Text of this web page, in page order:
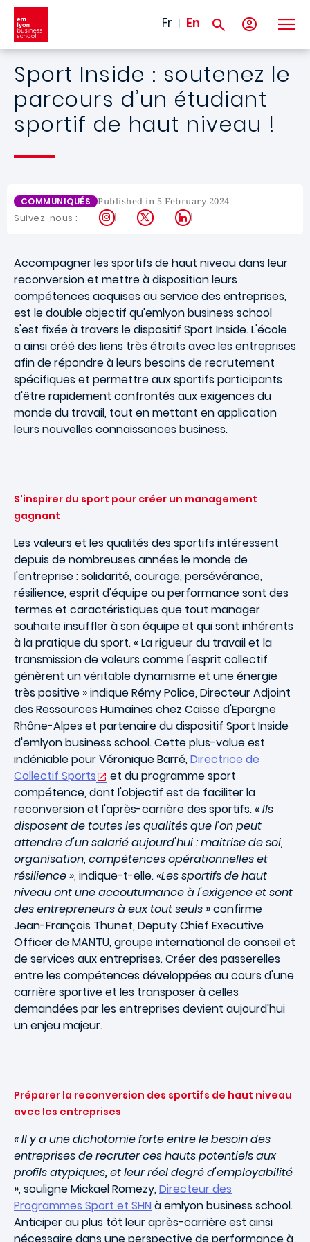
Skip to main content
Fr En
Sport Inside : soutenez le
parcours d’un étudiant
sportif de haut niveau !
COMMUNIQUÉS Published in 5 February 2024
Suivez-nous : Instagram
X LinkedIn
Accompagner les sportifs de haut niveau dans leur
reconversion et mettre à disposition leurs
compétences acquises au service des entreprises,
est le double objectif qu'emlyon business school
s'est fixée à travers le dispositif Sport Inside. L'école
a ainsi créé des liens très étroits avec les entreprises
afin de répondre à leurs besoins de recrutement
spécifiques et permettre aux sportifs participants
d'être rapidement confrontés aux exigences du
monde du travail, tout en mettant en application
leurs nouvelles connaissances business.
S'inspirer du sport pour créer un management
gagnant
Les valeurs et les qualités des sportifs intéressent
depuis de nombreuses années le monde de
l'entreprise : solidarité, courage, persévérance,
résilience, esprit d'équipe ou performance sont des
termes et caractéristiques que tout manager
souhaite insuffler à son équipe et qui sont inhérents
à la pratique du sport. « La rigueur du travail et la
transmission de valeurs comme l'esprit collectif
génèrent un véritable dynamisme et une énergie
très positive » indique Rémy Police, Directeur Adjoint
des Ressources Humaines chez Caisse d'Epargne
Rhône-Alpes et partenaire du dispositif Sport Inside
d'emlyon business school. Cette plus-value est
indéniable pour Véronique Barré,Directrice de
Collectif Sports
et du programme sport
compétence, dont l'objectif est de faciliter la
reconversion et l'après-carrière des sportifs.« Ils
disposent de toutes les qualités que l'on peut
attendre d'un salarié aujourd'hui : maitrise de soi,
organisation, compétences opérationnelles et
résilience », indique-t-elle.«Les sportifs de haut
niveau ont une accoutumance à l'exigence et sont
des entrepreneurs à eux tout seuls »confirme
Jean-François Thunet, Deputy Chief Executive
Officer de MANTU, groupe international de conseil et
de services aux entreprises. Créer des passerelles
entre les compétences développées au cours d'une
carrière sportive et les transposer à celles
demandées par les entreprises devient aujourd'hui
un enjeu majeur.
Préparer la reconversion des sportifs de haut niveau
avec les entreprises
« Il y a une dichotomie forte entre le besoin des
entreprises de recruter ces hauts potentiels aux
profils atypiques, et leur réel degré d'employabilité
», souligne Mickael Romezy,Directeur des
Programmes Sport et SHN à emlyon business school.
Anticiper au plus tôt leur après-carrière est ainsi